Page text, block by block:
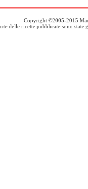
Copyright ©2005-2015
delle ricette pubblicate sono state